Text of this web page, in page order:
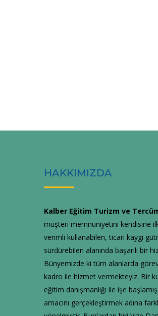
HAKKIMIZDA
Kalber Eğitim Turizm ve
müşteri memnuniyetini kendisine
verimli kullanabilen, ticari kaygı
sürdürebilen alanında başarılı bir
Bünyemizde ki tüm alanlarda
kadro ile hizmet vermekteyiz. Bir
eğitim danışmanlığı ile işe
amacını gerçekleştirmek adına